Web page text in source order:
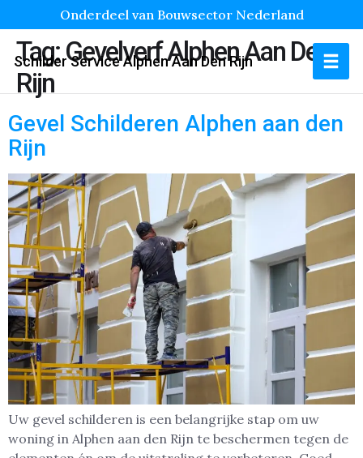
Onderdeel van Bouwsector Nederland
Schilder Service Alphen Aan Den Rijn
Tag:Gevelverf Alphen Aan Den
Rijn
Gevel Schilderen Alphen aan den
Rijn
Uw gevel schilderen is een belangrijke stap om uw
woning in Alphen aan den Rijn te beschermen tegen de